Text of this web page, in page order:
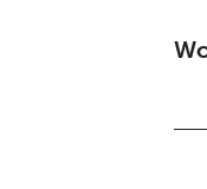
Al abrir una cuenta
Términos y